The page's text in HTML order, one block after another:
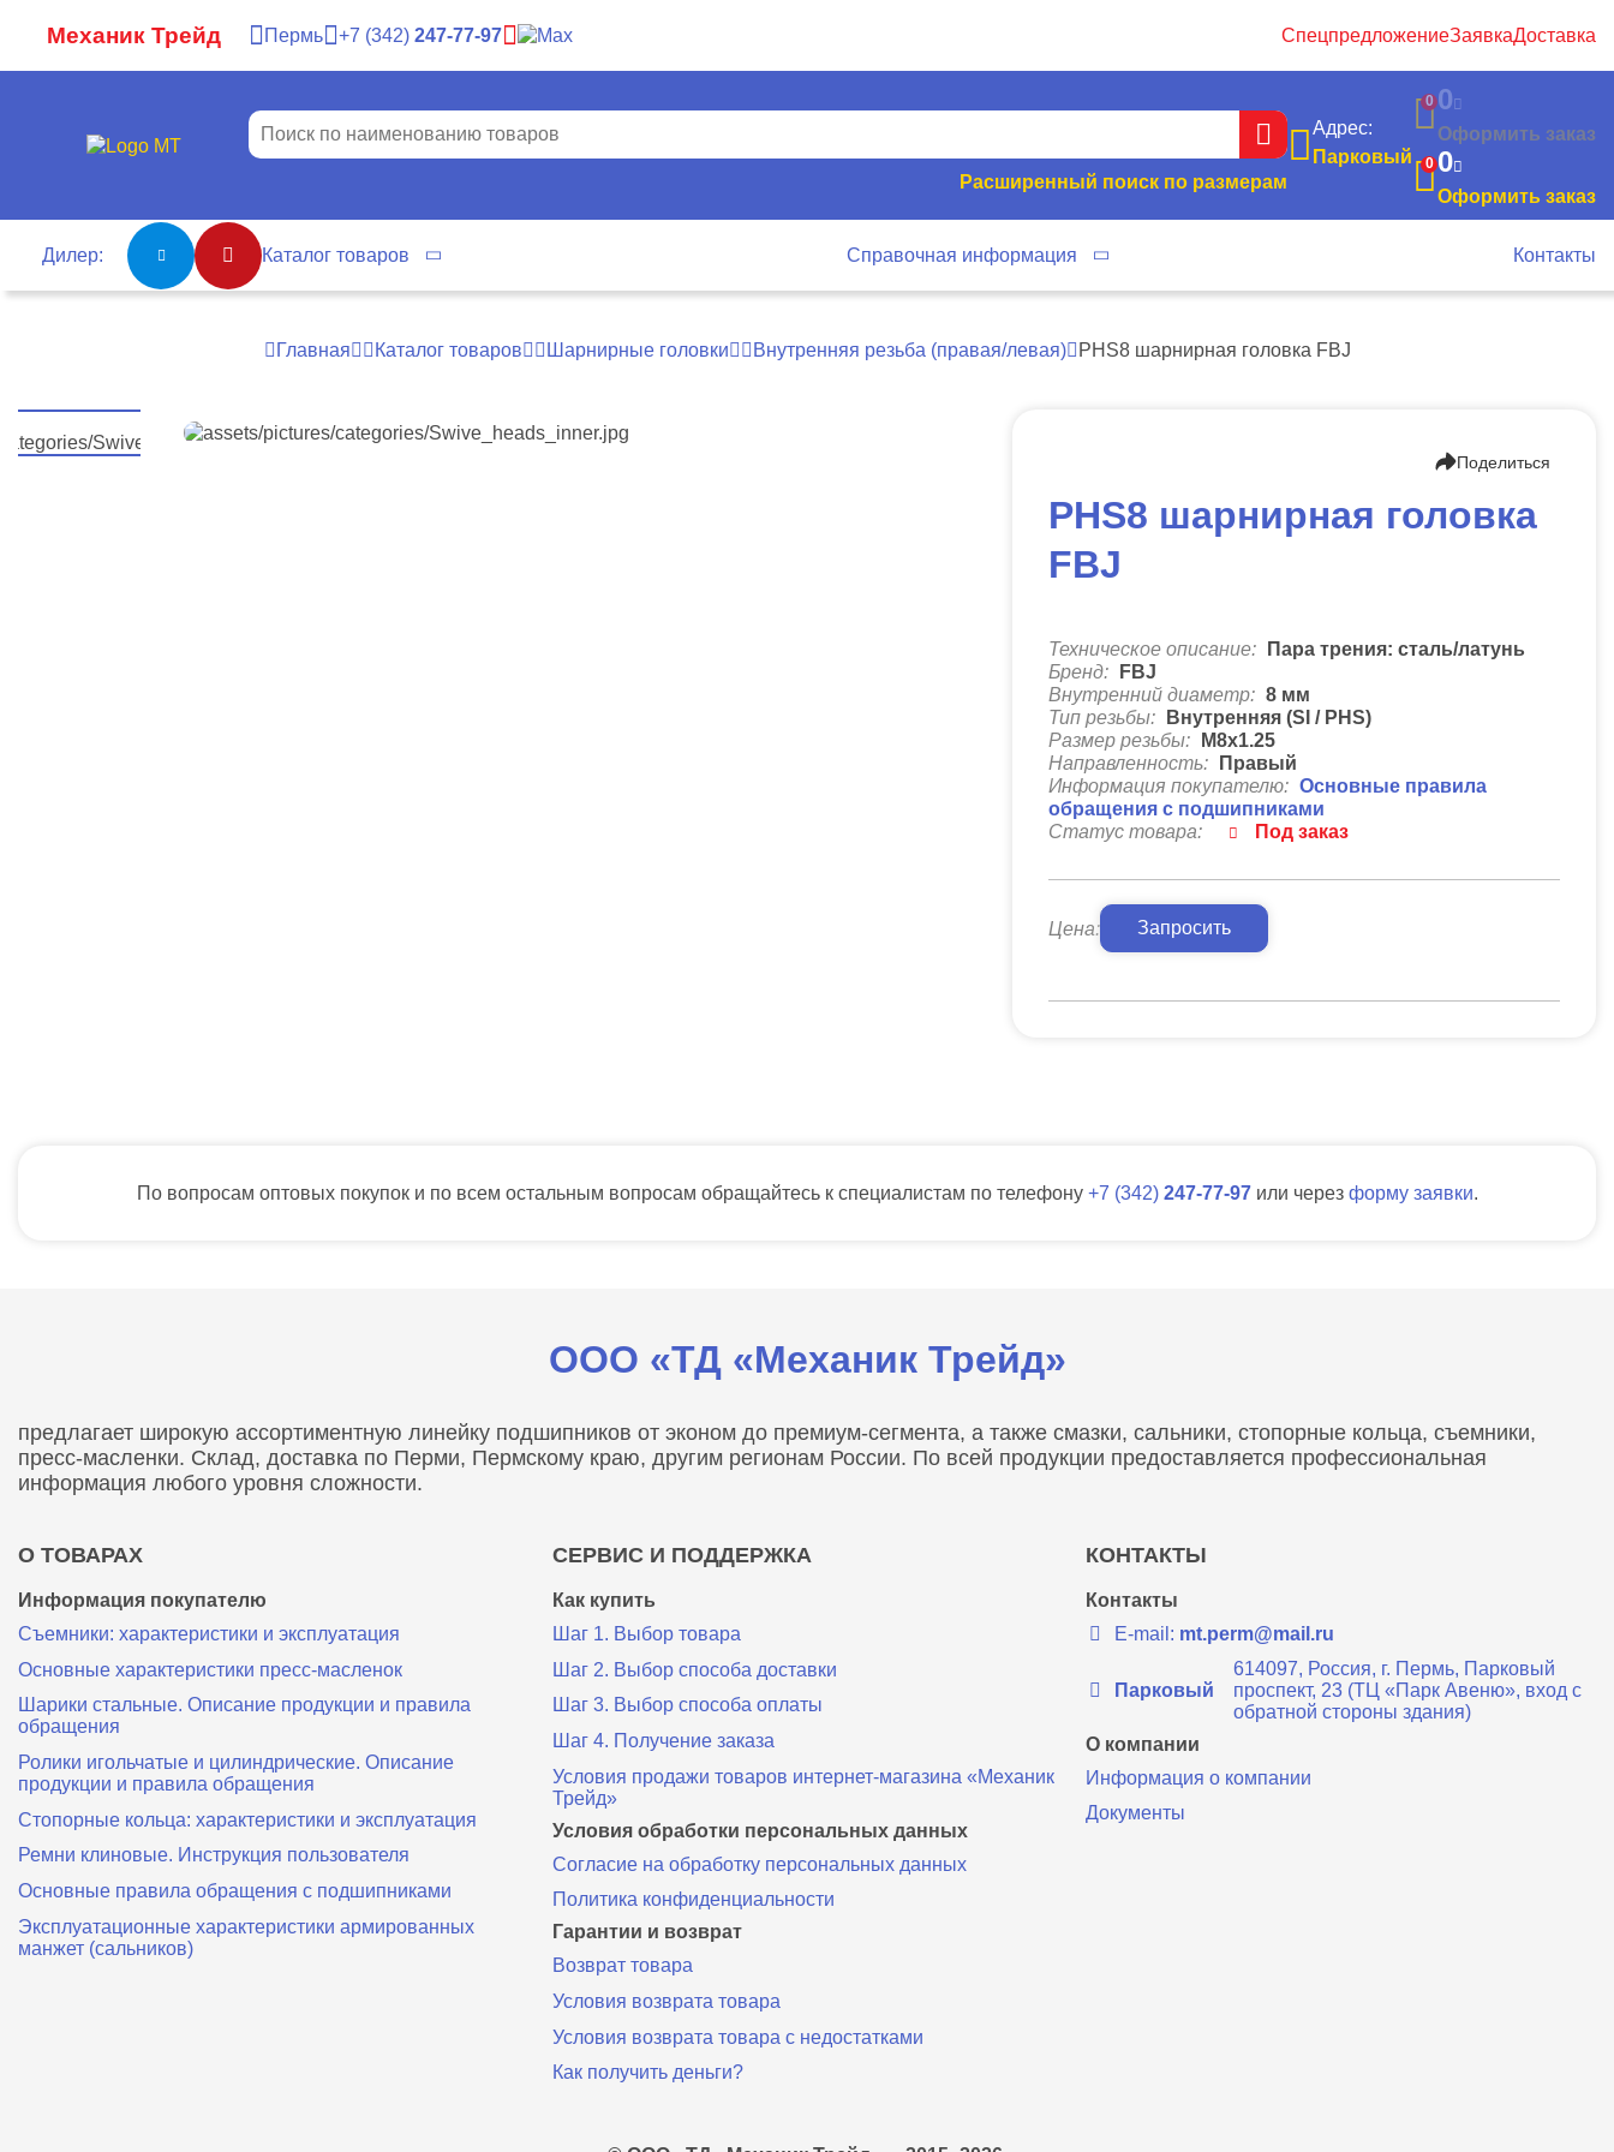
Механик Трейд Пермь 7 342 247-77-97 СпецпредложениеЗаявкаДоставка
Расширенный поиск по размерам
Адрес:
Парковый
0 0
Оформить заказ
0 0
Оформить заказ
Дилер: Каталог товаров Справочная информация Контакты
Главная Каталог товаров Шарнирные головки Внутренняя резьба (правая/левая) PHS8 шарнирная головка FBJ
Поделиться
PHS8 шарнирная головка
FBJ
Техническое описание:
Пара трения: сталь/латунь
Бренд:
FBJ
Внутренний диаметр: 8 мм
Тип резьбы:
Внутренняя (SI / PHS)
Размер резьбы:
М8х1.25
Направленность:
Правый
Информация покупателю: Основные правила
обращения с подшипниками
Статус товара:
Под заказ
Цена: Запросить
По вопросам оптовых покупок и по всем остальным вопросам обращайтесь к специалистам по телефону 7 342 247-77-97 или через форму заявки.
ООО «ТД «Механик Трейд»
предлагает широкую ассортиментную линейку подшипников от эконом до премиум-сегмента, а также смазки, сальники, стопорные кольца, съемники,
пресс-масленки. Склад, доставка по Перми, Пермскому краю, другим регионам России. По всей продукции предоставляется профессиональная
информация любого уровня сложности.
О ТОВАРАХ
Информация покупателю
Съемники: характеристики и эксплуатация
Основные характеристики пресс‑масленок
Шарики стальные. Описание продукции и правила
обращения
Ролики игольчатые и цилиндрические. Описание
продукции и правила обращения
Стопорные кольца: характеристики и эксплуатация
Ремни клиновые. Инструкция пользователя
Основные правила обращения с подшипниками
Эксплуатационные характеристики армированных
манжет (сальников)
СЕРВИС И ПОДДЕРЖКА
Как купить
Шаг 1. Выбор товара
Шаг 2. Выбор способа доставки
Шаг 3. Выбор способа оплаты
Шаг 4. Получение заказа
Условия продажи товаров интернет-магазина «Механик
Трейд»
Условия обработки персональных данных
Согласие на обработку персональных данных
Политика конфиденциальности
Гарантии и возврат
Возврат товара
Условия возврата товара
Условия возврата товара с недостатками
Как получить деньги?
КОНТАКТЫ
Контакты
E-mail: mt.perm@mail.ru
Парковый
614097, Россия, г. Пермь, Парковый
проспект, 23 (ТЦ «Парк Авеню», вход с
обратной стороны здания)
О компании
Информация о компании
Документы